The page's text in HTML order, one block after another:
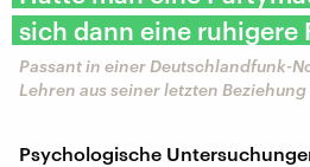
sich dann eine ruhigere
Passant in einer Deutschlandfunk-
Lehren aus seiner letzten Beziehung
Psychologische